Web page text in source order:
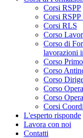
Corsi RSPP
Corsi
Corsi RLS
Corso
Corso di
lavorazioni
Corso
Corso
Corso
Corso
Corso
Corsi
L'esperto risponde
Lavora con noi
Contatti